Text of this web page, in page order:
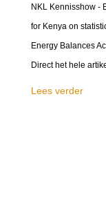
NKL Kennisshow -
for Kenya on
Energy Balances
Direct het hele
Lees verder